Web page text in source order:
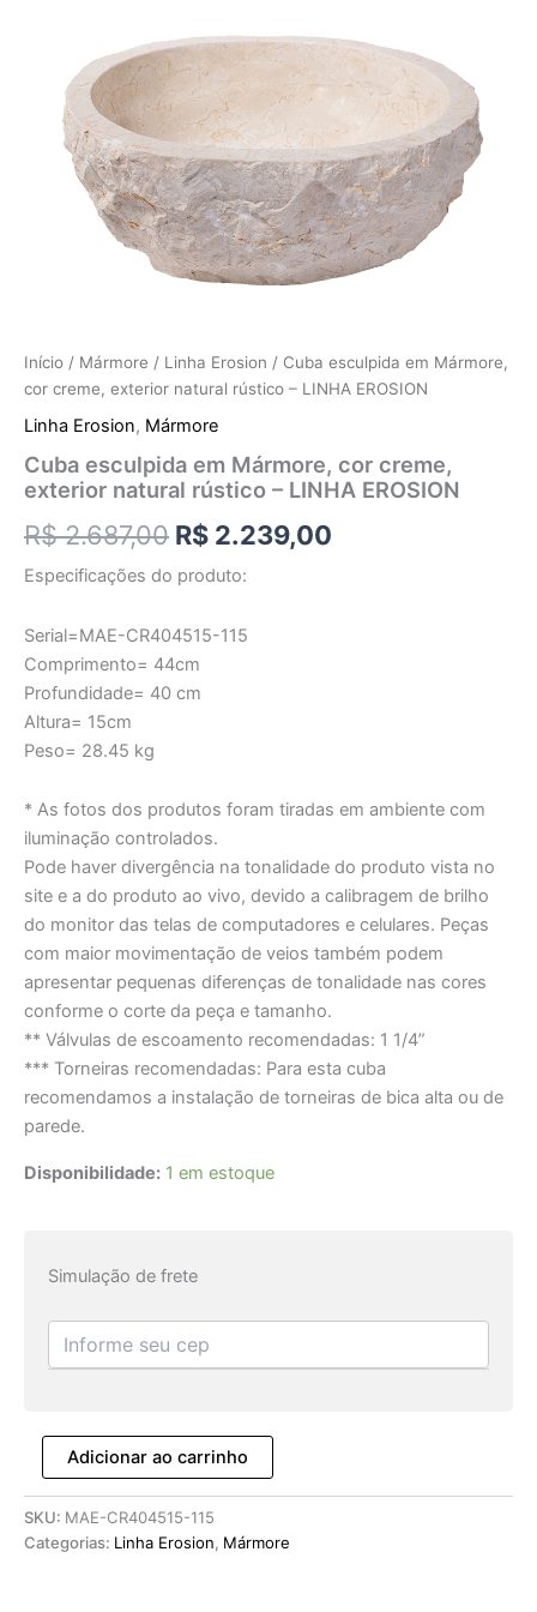
Início / Mármore / Linha Erosion / Cuba esculpida em Mármore,
cor creme, exterior natural rústico – LINHA EROSION
Linha Erosion, Mármore
Cuba esculpida em Mármore, cor creme,
exterior natural rústico – LINHA EROSION
R$2.687,00 R$ 2.239,00
Especificações do produto:
Serial=MAE-CR404515-115
Comprimento= 44cm
Profundidade= 40 cm
Altura= 15cm
Peso= 28.45 kg
* As fotos dos produtos foram tiradas em ambiente com
iluminação controlados.
Pode haver divergência na tonalidade do produto vista no
site e a do produto ao vivo, devido a calibragem de brilho
do monitor das telas de computadores e celulares. Peças
com maior movimentação de veios também podem
apresentar pequenas diferenças de tonalidade nas cores
conforme o corte da peça e tamanho.
** Válvulas de escoamento recomendadas: 1 1/4”
*** Torneiras recomendadas: Para esta cuba
recomendamos a instalação de torneiras de bica alta ou de
parede.
Disponibilidade: 1 em estoque
Simulação de frete
Adicionar ao carrinho
SKU: MAE-CR404515-115
Categorias: Linha Erosion, Mármore